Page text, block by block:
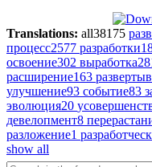
Translations: all38175
процесс2577 разработки
освоение302 выработка
расширение163
улучшение93 событие83
эволюция20
девелопмент8
разложение1
show all